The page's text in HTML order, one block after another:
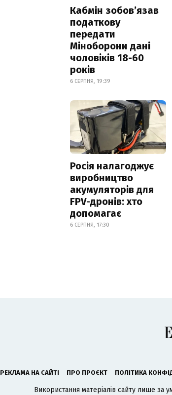
Кабмін зобовʼязав
податкову
передати
Міноборони дані
чоловіків 18-60
років
6 СЕРПНЯ, 19:39
Росія налагоджує
виробництво
акумуляторів для
FPV-дронів: хто
допомагає
6 СЕРПНЯ, 17:30
РЕКЛАМА НА САЙТІ ПРО ПРОЄКТ ПОЛІТИКА
Використання матеріалів сайту лише за